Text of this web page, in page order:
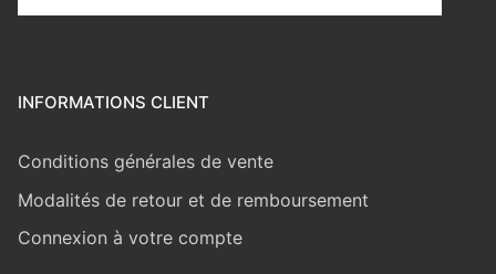
INFORMATIONS CLIENT
Conditions générales de vente
Modalités de retour et de remboursement
Connexion à votre compte